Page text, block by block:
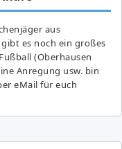
aus
es noch ein großes
(Oberhausen
Anregung usw. bin
eMail für euch